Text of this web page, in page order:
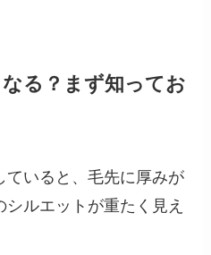
る？まず知ってお
ていると、毛先に厚みが
ルエットが重たく見え